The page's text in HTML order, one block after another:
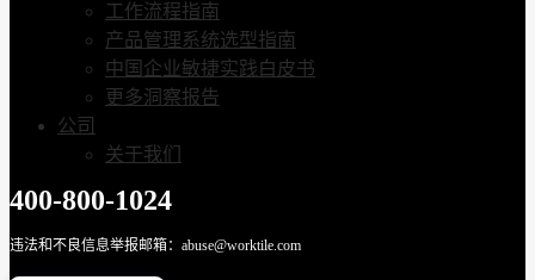
工作流程指南
产品管理系统选型指南
中国企业敏捷实践白皮书
更多洞察报告
公司
关于我们
400-800-1024
违法和不良信息举报邮箱：abuse@worktile.com